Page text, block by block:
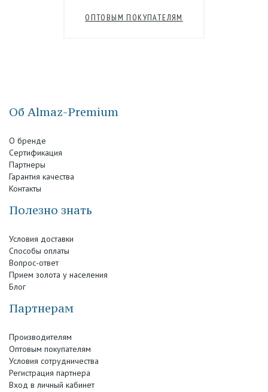
ОПТОВЫМ ПОКУПАТЕЛЯМ
Об Almaz-Premium
О бренде
Сертификация
Партнеры
Гарантия качества
Контакты
Полезно знать
Условия доставки
Способы оплаты
Вопрос-ответ
Прием золота у населения
Блог
Партнерам
Производителям
Оптовым покупателям
Условия сотрудничества
Регистрация партнера
Вход в личный кабинет